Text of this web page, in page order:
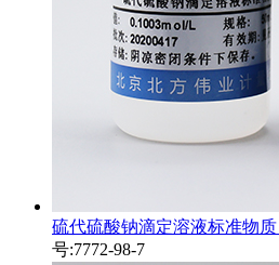
硫代硫酸钠滴定溶液标准物质
号:7772-98-7